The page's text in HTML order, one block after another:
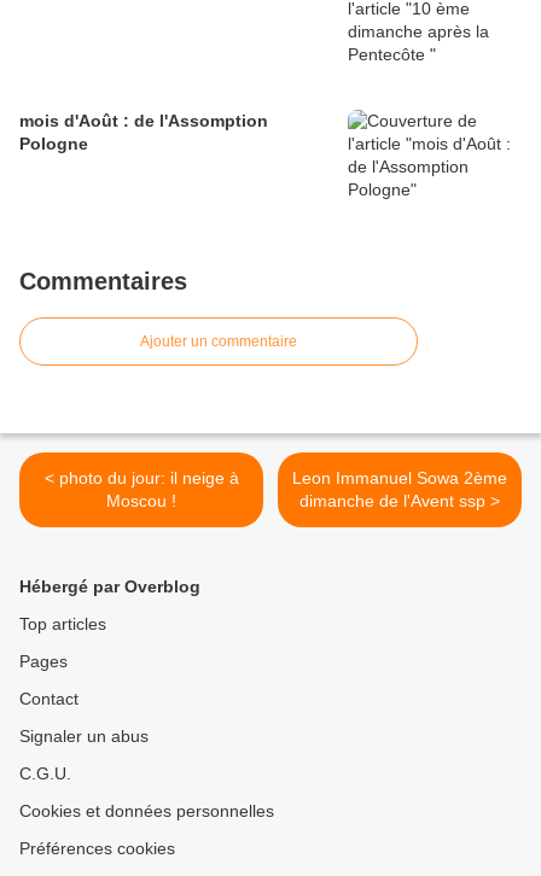
mois d'Août : de l'Assomption
Pologne
Commentaires
Ajouter un commentaire
< photo du jour: il neige à
Moscou !
Leon Immanuel Sowa 2ème
dimanche de l'Avent ssp >
Hébergé par Overblog
Top articles
Pages
Contact
Signaler un abus
C.G.U.
Cookies et données personnelles
Préférences cookies